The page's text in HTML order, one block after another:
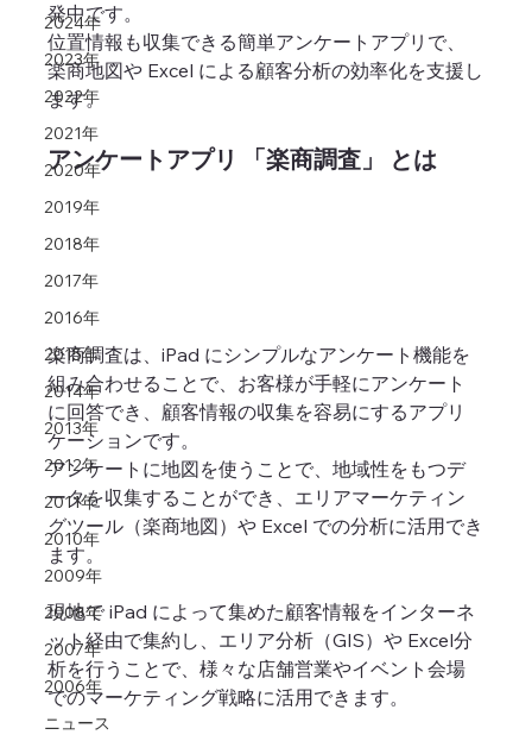
2024年
2023年
2022年
2021年
2020年
2019年
2018年
2017年
2016年
2015年
2014年
2013年
2012年
2011年
2010年
2009年
2008年
2007年
2006年
ニュース
発中です。
位置情報も収集できる簡単アンケートアプリで、
楽商地図や Excel による顧客分析の効率化を支援し
ます。
アンケートアプリ 「楽商調査」 とは
楽商調査は、iPad にシンプルなアンケート機能を
組み合わせることで、お客様が手軽にアンケート
に回答でき、顧客情報の収集を容易にするアプリ
ケーションです。
アンケートに地図を使うことで、地域性をもつデ
ータを収集することができ、エリアマーケティン
グツール（楽商地図）や Excel での分析に活用でき
ます。
現地で iPad によって集めた顧客情報をインターネ
ット経由で集約し、エリア分析（GIS）や Excel分
析を行うことで、様々な店舗営業やイベント会場
でのマーケティング戦略に活用できます。